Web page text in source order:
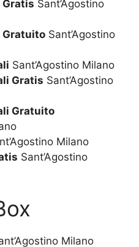
Gratis Sant’Agostino
Gratuito Sant’Agostino
Sant’Agostino Milano
Gratis Sant’Agostino
Gratuito
Milano
Sant’Agostino
Milano